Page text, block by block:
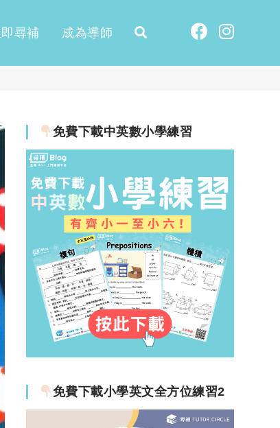
尋補 成為導師
免費下載中英數小學練習
免費下載小學英文全方位練習2